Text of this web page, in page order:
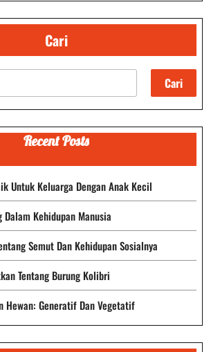
Cari
Cari
Recent Posts
Untuk Keluarga Dengan Anak Kecil
Kehidupan Manusia
Semut Dan Kehidupan Sosialnya
Tentang Burung Kolibri
Hewan: Generatif Dan Vegetatif